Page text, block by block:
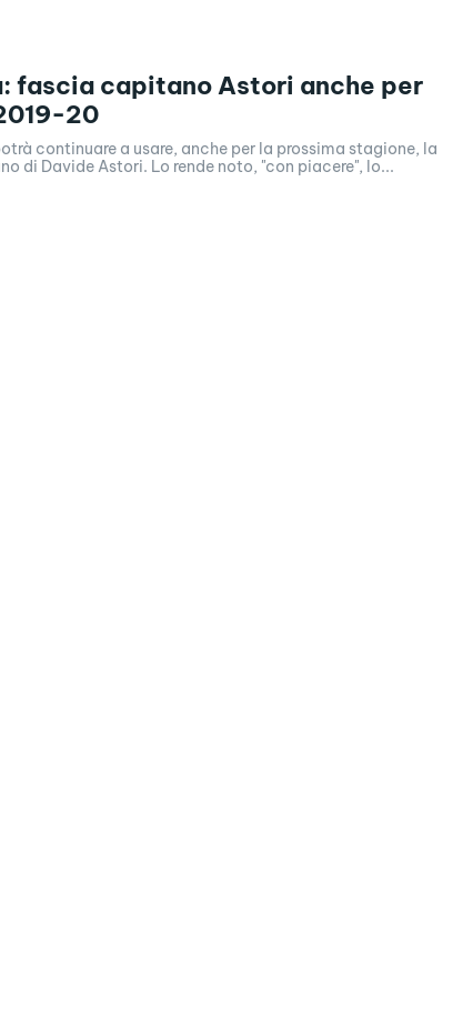
fascia capitano Astori anche per
20
continuare a usare, anche per la prossima stagione, la
di Davide Astori. Lo rende noto, "con piacere", lo...